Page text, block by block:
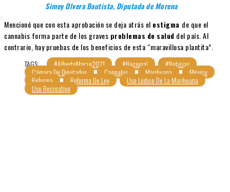
Simey Olvera Bautista, Diputada de Morena
Mencionó que con esta aprobación se deja atrás el estigma de que el
cannabis forma parte de los graves problemas de salud del país. Al
contrario, hay pruebas de los beneficios de esta “maravillosa plantita”.
TAGS:
#AlbertoMarzo2021 #Nacional #Noticias
Cámara De Diputados Cannabis Marihuana México
Reforma Reforma De Ley Uso Lúdico De La Marihuana
Uso Recreativo